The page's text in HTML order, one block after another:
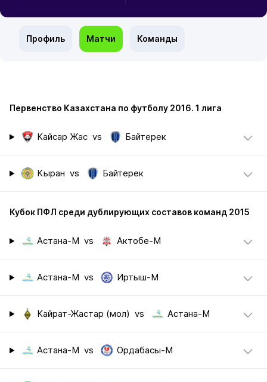
Профиль Матчи Команды
Первенство Казахстана по футболу 2016. 1 лига
Кайсар Жас vs Байтерек
Кыран vs Байтерек
Кубок ПФЛ среди дублирующих составов команд 2015
Астана-М vs Актобе-М
Астана-М vs Иртыш-М
Кайрат-Жастар (мол) vs Астана-М
Астана-М vs Ордабасы-М